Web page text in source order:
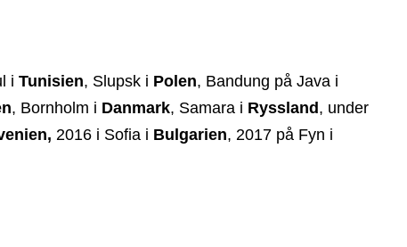
i Tunisien, Slupsk i Polen, Bandung på Java i
, Bornholm i Danmark, Samara i Ryssland , under
2016 i Sofia i Bulgarien, 2017 på Fyn i